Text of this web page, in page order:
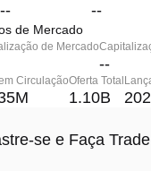
-- --
de Mercado
de Mercado
--
CirculaçãoOferta Total
1.10B
se e Faça